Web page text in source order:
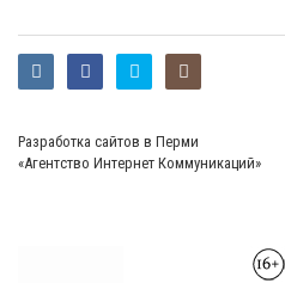
Разработка сайтов в Перми
«Агентство Интернет Коммуникаций»